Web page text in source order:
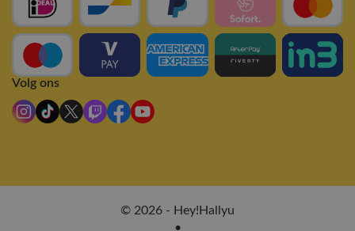
Volg ons
© 2026 - Hey!Hallyu
•